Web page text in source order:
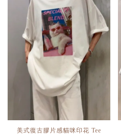
美式復古膠片感貓咪印花 Tee